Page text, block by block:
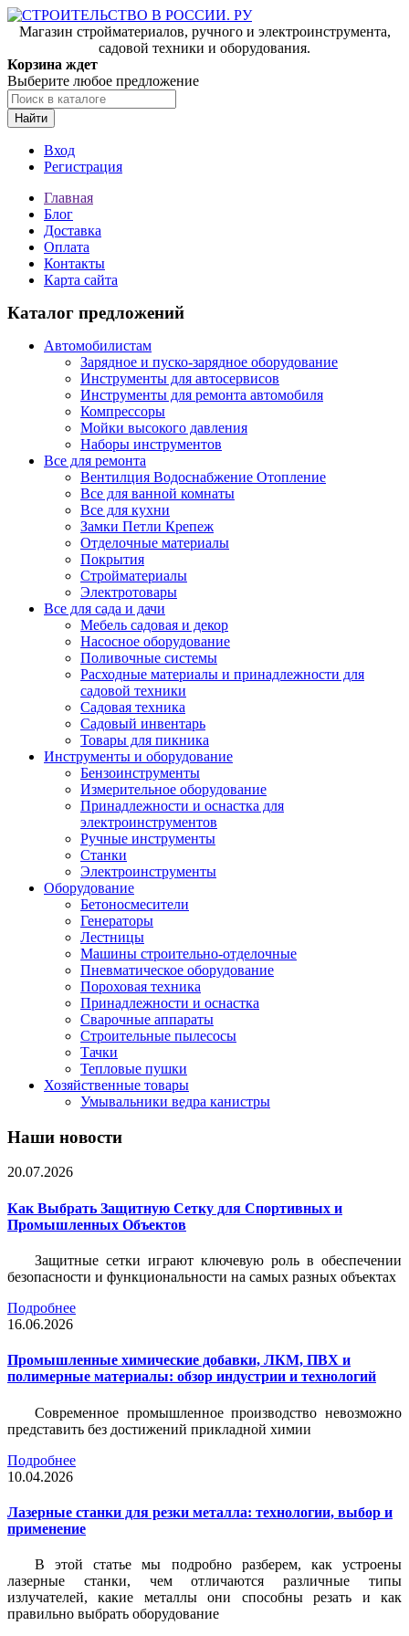
Магазин стройматериалов, ручного и электроинструмента,
садовой техники и оборудования.
Корзина ждет
Выберите любое предложение
Найти
Вход
Регистрация
Главная
Блог
Доставка
Оплата
Контакты
Карта сайта
Каталог предложений
Автомобилистам
Зарядное и пуско-зарядное оборудование
Инструменты для автосервисов
Инструменты для ремонта автомобиля
Компрессоры
Мойки высокого давления
Наборы инструментов
Все для ремонта
Вентилция Водоснабжение Отопление
Все для ванной комнаты
Все для кухни
Замки Петли Крепеж
Отделочные материалы
Покрытия
Стройматериалы
Электротовары
Все для сада и дачи
Мебель садовая и декор
Насосное оборудование
Поливочные системы
Расходные материалы и принадлежности для
садовой техники
Садовая техника
Садовый инвентарь
Товары для пикника
Инструменты и оборудование
Бензоинструменты
Измерительное оборудование
Принадлежности и оснастка для
электроинструментов
Ручные инструменты
Станки
Электроинструменты
Оборудование
Бетоносмесители
Генераторы
Лестницы
Машины строительно-отделочные
Пневматическое оборудование
Пороховая техника
Принадлежности и оснастка
Сварочные аппараты
Строительные пылесосы
Тачки
Тепловые пушки
Хозяйственные товары
Умывальники ведра канистры
Наши новости
20.07.2026
Как Выбрать Защитную Сетку для Спортивных и
Промышленных Объектов
Защитные сетки играют ключевую роль в обеспечении
безопасности и функциональности на самых разных объектах
Подробнее
16.06.2026
Промышленные химические добавки, ЛКМ, ПВХ и
полимерные материалы: обзор индустрии и технологий
Современное промышленное производство невозможно
представить без достижений прикладной химии
Подробнее
10.04.2026
Лазерные станки для резки металла: технологии, выбор и
применение
В этой статье мы подробно разберем, как устроены
лазерные станки, чем отличаются различные типы
излучателей, какие металлы они способны резать и как
правильно выбрать оборудование